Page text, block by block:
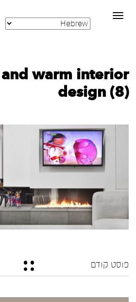
Toggle
navigation
warm interior
design (8)
פוסט קודם